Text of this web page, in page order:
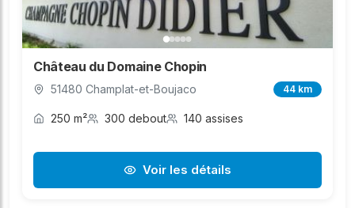
Château du Domaine Chopin
51480 Champlat-et-Boujaco 44 km
250 m² 300 debout 140 assises
Voir les détails